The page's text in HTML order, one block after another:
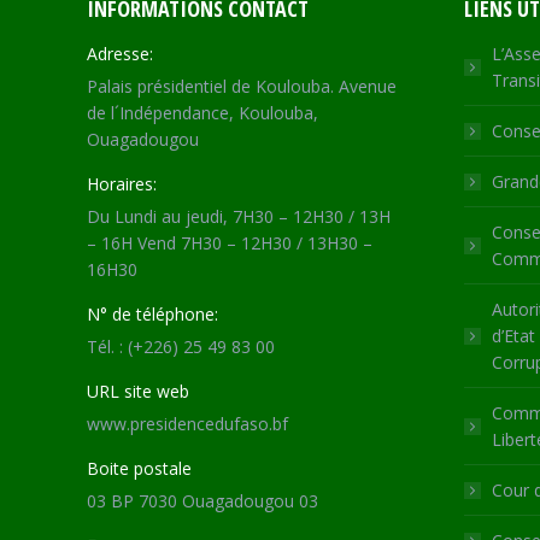
INFORMATIONS CONTACT
Adresse:
Palais présidentiel de Koulouba. Avenue
de l´Indépendance, Koulouba,
Ouagadougou
Horaires:
Du Lundi au jeudi, 7H30 – 12H30 / 13H
– 16H Vend 7H30 – 12H30 / 13H30 –
16H30
N° de téléphone:
Tél. : (+226) 25 49 83 00
URL site web
www.presidencedufaso.bf
Boite postale
03 BP 7030 Ouagadougou 03
LIENS
Cour